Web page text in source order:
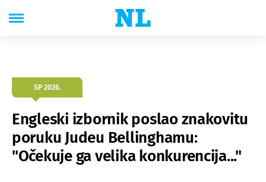
SP 2026.
Engleski izbornik poslao znakovitu
poruku Judeu Bellinghamu:
"Očekuje ga velika konkurencija..."